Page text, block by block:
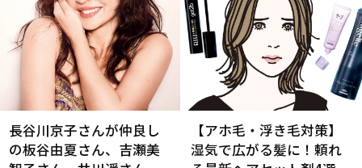
長谷川京子さんが仲良し
の板谷由夏さん、吉瀬美
【アホ毛・浮き毛対策】
湿気で広がる髪に！頼れ